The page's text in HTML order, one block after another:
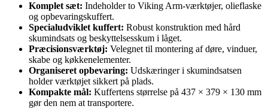
Komplet sæt: Indeholder to Viking Arm-værktøjer, olieflaske
og opbevaringskuffert.
Specialudviklet kuffert: Robust konstruktion med hård
skumindsats og beskyttelsesskum i låget.
Præcisionsværktøj: Velegnet til montering af døre, vinduer,
skabe og køkkenelementer.
Organiseret opbevaring: Udskæringer i skumindsatsen
holder værktøjet sikkert på plads.
Kompakte mål: Kuffertens størrelse på 437 × 379 × 130 mm
gør den nem at transportere.